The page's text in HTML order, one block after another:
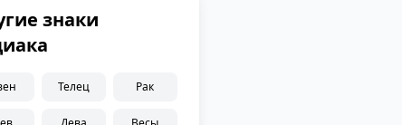
знаки
Телец Рак